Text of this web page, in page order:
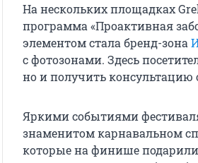
На нескольких площадках
программа «Проактивная
элементом стала бренд-зона
с фотозонами. Здесь
но и получить консультацию
Яркими событиями
знаменитом карнавальном
которые на финише